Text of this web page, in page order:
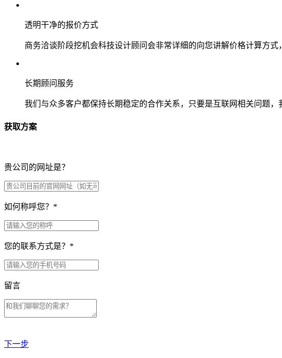
透明干净的报价方式
商务洽谈阶段挖机会科技设计顾问会非常详细的向您讲解价格计算方
长期顾问服务
我们与众多客户都保持长期稳定的合作关系，只要是互联网相关问题
获取方案
贵公司的网址是？
如何称呼您？ *
您的联系方式是？ *
留言
下一步